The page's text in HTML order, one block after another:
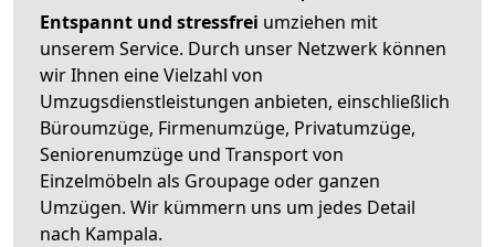
Entspannt und stressfrei umziehen mit
unserem Service. Durch unser Netzwerk können
wir Ihnen eine Vielzahl von
Umzugsdienstleistungen anbieten, einschließlich
Büroumzüge, Firmenumzüge, Privatumzüge,
Seniorenumzüge und Transport von
Einzelmöbeln als Groupage oder ganzen
Umzügen. Wir kümmern uns um jedes Detail
nach Kampala.